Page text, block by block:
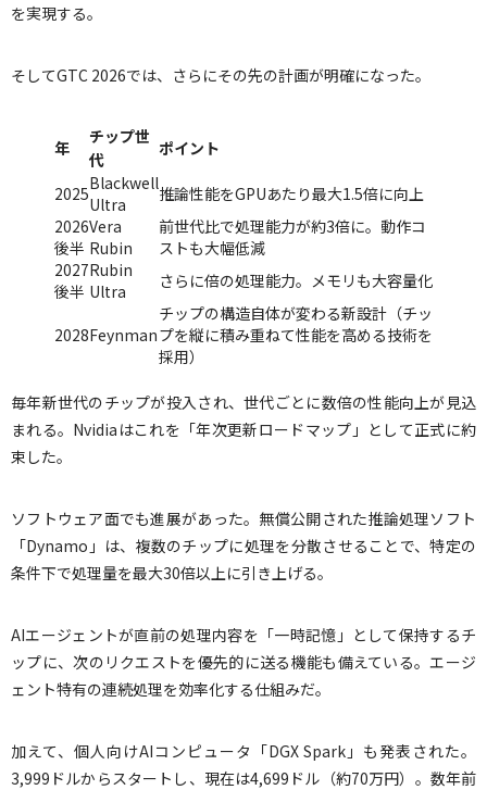
を実現する。
そしてGTC 2026では、さらにその先の計画が明確になった。
年
チップ世
代
ポイント
2025Blackwell
Ultra
推論性能をGPUあたり最大1.5倍に向上
2026
後半
Vera
Rubin
前世代比で処理能力が約3倍に。動作コ
ストも大幅低減
2027
後半
Rubin
Ultra
さらに倍の処理能力。メモリも大容量化
2028Feynman
チップの構造自体が変わる新設計（チッ
プを縦に積み重ねて性能を高める技術を
採用）
毎年新世代のチップが投入され、世代ごとに数倍の性能向上が見込
まれる。Nvidiaはこれを「年次更新ロードマップ」として正式に約
束した。
ソフトウェア面でも進展があった。無償公開された推論処理ソフト
「Dynamo」は、複数のチップに処理を分散させることで、特定の
条件下で処理量を最大30倍以上に引き上げる。
AIエージェントが直前の処理内容を「一時記憶」として保持するチ
ップに、次のリクエストを優先的に送る機能も備えている。エージ
ェント特有の連続処理を効率化する仕組みだ。
加えて、個人向けAIコンピュータ「DGX Spark」も発表された。
3,999ドルからスタートし、現在は4,699ドル（約70万円）。数年前